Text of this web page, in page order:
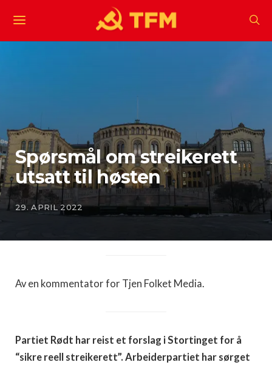
Spørsmål om streikerett
utsatt til høsten
29. APRIL 2022
Av en kommentator for Tjen Folket Media.
Partiet Rødt har reist et forslag i Stortinget for å
“sikre reell streikerett”. Arbeiderpartiet har sørget